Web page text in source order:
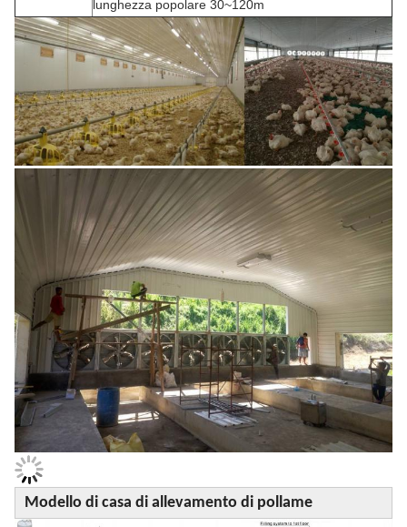
lunghezza popolare 30~120m
Modello di casa di allevamento di pollame